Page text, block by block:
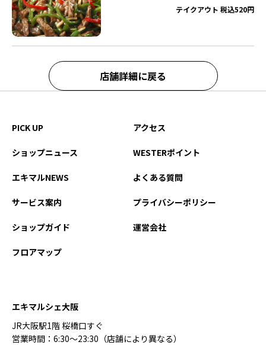
テイクアウト 税込520円
店舗詳細に戻る
PICK UP
ショップニュース
エキマルNEWS
サービス案内
ショップガイド
フロアマップ
アクセス
WESTERポイント
よくある質問
プライバシーポリシー
運営会社
エキマルシェ大阪
JR大阪駅1階 桜橋口すぐ
営業時間：6:30〜23:30（店舗により異なる）